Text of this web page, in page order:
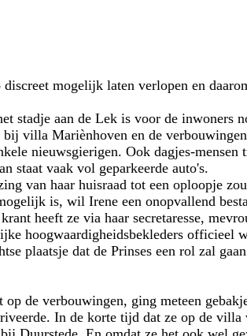
mogelijk laten verlopen en
stadje aan de Lek is voor de inwoners
villa Mariènhoven en de
nieuwsgierigen. Ook dagjes-
staat vaak vol geparkeerde auto's.
van haar huisraad tot een oploopje
is, wil Irene een onopvallend
heeft ze via haar secretaresse,
hoogwaardigheidsbekleders officieel
plaatsje dat de Prinses een rol zal
de verbouwingen, ging meteen
In de korte tijd dat ze op de villa